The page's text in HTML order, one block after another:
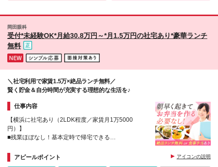
岡田眼科
受付*未経験OK*月給30.8万円～*月1.5万円の社宅あり*豪華ランチ
無料
＼社宅利用で家賃1.5万×絶品ランチ無料／
賢く貯金＆自分時間が充実する理想的な生活を♪
仕事内容
【横浜に社宅あり（2LDK程度／家賃月1万5000
円）】
■残業ほぼなし！基本定時で帰宅できる
アピールポイント
アイコンの説明